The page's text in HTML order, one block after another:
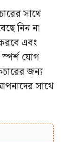
সাথে
নিন না
এবং
যোগ
জন্য
সাথে